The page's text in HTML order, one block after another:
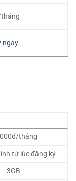
ngay
tháng
từ lúc đăng ký
3GB